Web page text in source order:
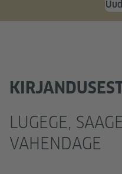
LUGEGE,
VAHENDAGE